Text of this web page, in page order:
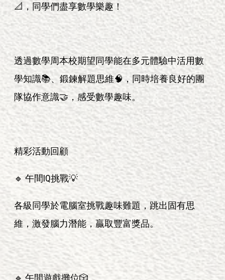
📐，同學們盡享數學樂趣！
透過數學周本校期望同學能在多元體驗中活用數
學知識📚、鍛鍊解題思維🧠，同時培養良好的團
隊協作意識🤝，感受數學趣味。
精彩活動回顧
🔹 午間IQ挑戰💡
各級同學於電腦室挑戰趣味難題，跳出固有思
維，激發腦力潛能，贏取豐富獎品。
🔹 午間遊戲攤位🎲